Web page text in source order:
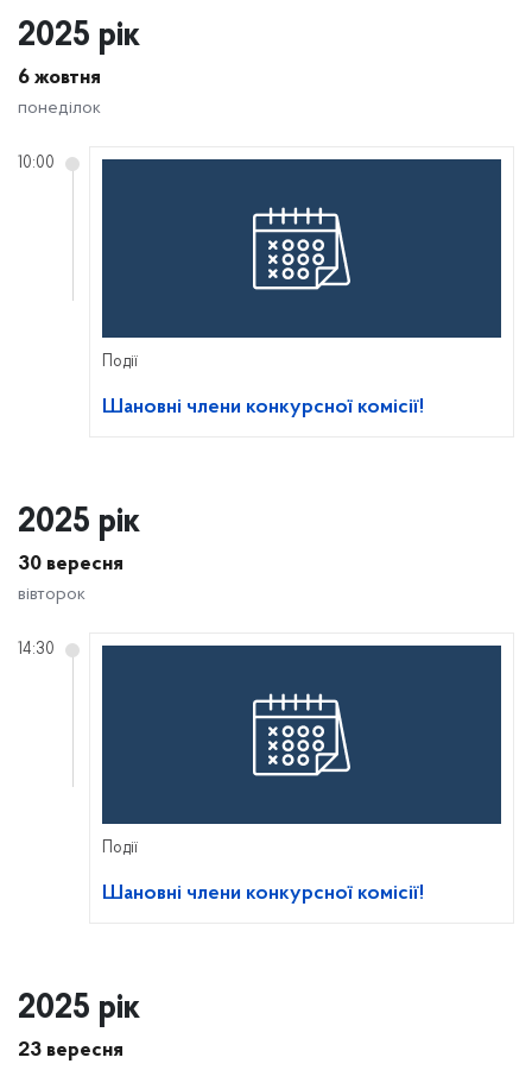
2025 рік
6 жовтня
понеділок
Події
Шановні члени конкурсної комісії!
10:00
2025 рік
30 вересня
вівторок
Події
Шановні члени конкурсної комісії!
14:30
2025 рік
23 вересня